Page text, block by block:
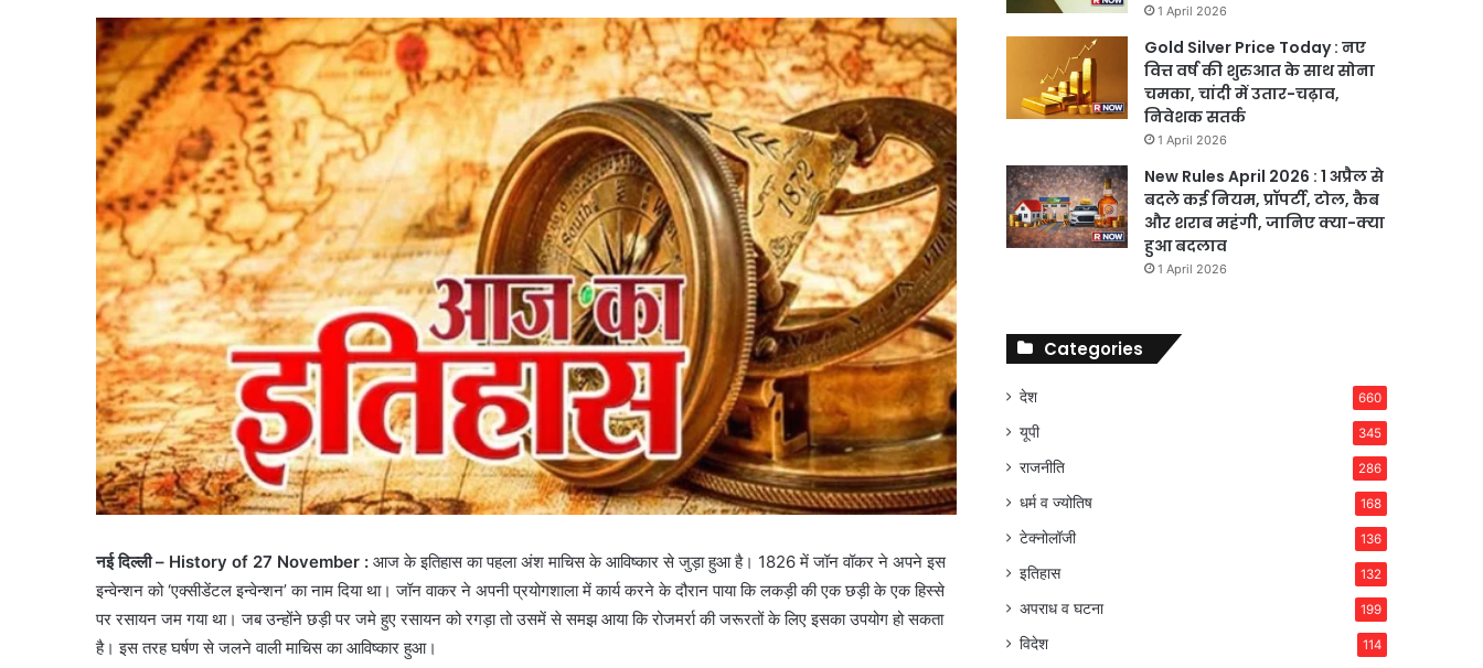
नई दिल्ली – History of 27 November : आज के इतिहास का पहला अंश माचिस के आविष्कार से जुड़ा हुआ है। 1826 में जॉन वॉकर ने अपने इस
इन्वेन्शन को ‘एक्सीडेंटल इन्वेन्शन’ का नाम दिया था। जॉन वाकर ने अपनी प्रयोगशाला में कार्य करने के दौरान पाया कि लकड़ी की एक छड़ी के एक हिस्से
पर रसायन जम गया था। जब उन्होंने छड़ी पर जमे हुए रसायन को रगड़ा तो उसमें से समझ आया कि रोजमर्रा की जरूरतों के लिए इसका उपयोग हो सकता
है। इस तरह घर्षण से जलने वाली माचिस का आविष्कार हुआ।
1 April 2026
Gold Silver Price Today : नए
वित्त वर्ष की शुरुआत के साथ सोना
चमका, चांदी में उतार-चढ़ाव,
निवेशक सतर्क
1 April 2026
New Rules April 2026 : 1 अप्रैल से
बदले कई नियम, प्रॉपर्टी, टोल, कैब
और शराब महंगी, जानिए क्या-क्या
हुआ बदलाव
1 April 2026
Categories
देश 660
यूपी 345
राजनीति 286
धर्म व ज्योतिष 168
टेक्नोलॉजी 136
इतिहास 132
अपराध व घटना 199
विदेश 114